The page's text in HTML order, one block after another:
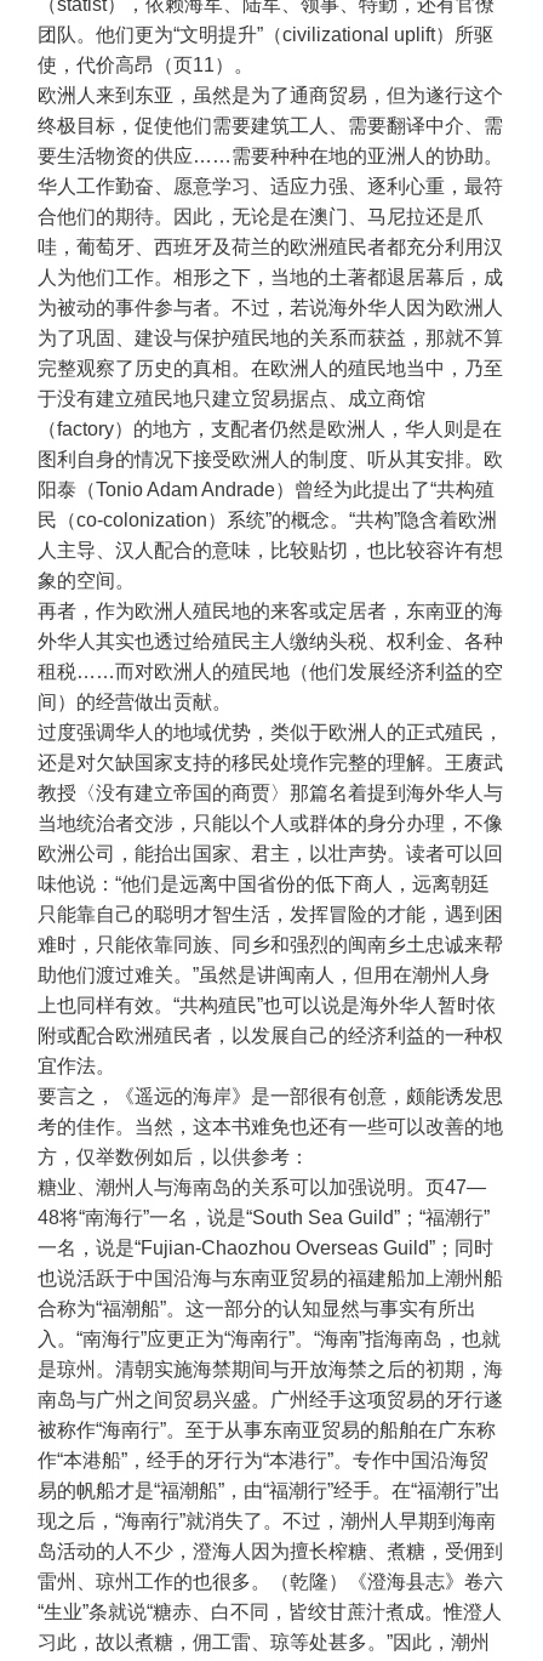
（statist），依赖海军、陆军、领事、特勤，还有官僚
团队。他们更为“文明提升”（civilizational uplift）所驱
使，代价高昂（页11）。
欧洲人来到东亚，虽然是为了通商贸易，但为遂行这个
终极目标，促使他们需要建筑工人、需要翻译中介、需
要生活物资的供应……需要种种在地的亚洲人的协助。
华人工作勤奋、愿意学习、适应力强、逐利心重，最符
合他们的期待。因此，无论是在澳门、马尼拉还是爪
哇，葡萄牙、西班牙及荷兰的欧洲殖民者都充分利用汉
人为他们工作。相形之下，当地的土著都退居幕后，成
为被动的事件参与者。不过，若说海外华人因为欧洲人
为了巩固、建设与保护殖民地的关系而获益，那就不算
完整观察了历史的真相。在欧洲人的殖民地当中，乃至
于没有建立殖民地只建立贸易据点、成立商馆
（factory）的地方，支配者仍然是欧洲人，华人则是在
图利自身的情况下接受欧洲人的制度、听从其安排。欧
阳泰（Tonio Adam Andrade）曾经为此提出了“共构殖
民（co-colonization）系统”的概念。“共构”隐含着欧洲
人主导、汉人配合的意味，比较贴切，也比较容许有想
象的空间。
再者，作为欧洲人殖民地的来客或定居者，东南亚的海
外华人其实也透过给殖民主人缴纳头税、权利金、各种
租税……而对欧洲人的殖民地（他们发展经济利益的空
间）的经营做出贡献。
过度强调华人的地域优势，类似于欧洲人的正式殖民，
还是对欠缺国家支持的移民处境作完整的理解。王赓武
教授〈没有建立帝国的商贾〉那篇名着提到海外华人与
当地统治者交涉，只能以个人或群体的身分办理，不像
欧洲公司，能抬出国家、君主，以壮声势。读者可以回
味他说：“他们是远离中国省份的低下商人，远离朝廷
只能靠自己的聪明才智生活，发挥冒险的才能，遇到困
难时，只能依靠同族、同乡和强烈的闽南乡土忠诚来帮
助他们渡过难关。”虽然是讲闽南人，但用在潮州人身
上也同样有效。“共构殖民”也可以说是海外华人暂时依
附或配合欧洲殖民者，以发展自己的经济利益的一种权
宜作法。
要言之，《遥远的海岸》是一部很有创意，颇能诱发思
考的佳作。当然，这本书难免也还有一些可以改善的地
方，仅举数例如后，以供参考：
糖业、潮州人与海南岛的关系可以加强说明。页47—
48将“南海行”一名，说是“South Sea Guild”；“福潮行”
一名，说是“Fujian-Chaozhou Overseas Guild”；同时
也说活跃于中国沿海与东南亚贸易的福建船加上潮州船
合称为“福潮船”。这一部分的认知显然与事实有所出
入。“南海行”应更正为“海南行”。“海南”指海南岛，也就
是琼州。清朝实施海禁期间与开放海禁之后的初期，海
南岛与广州之间贸易兴盛。广州经手这项贸易的牙行遂
被称作“海南行”。至于从事东南亚贸易的船舶在广东称
作“本港船”，经手的牙行为“本港行”。专作中国沿海贸
易的帆船才是“福潮船”，由“福潮行”经手。在“福潮行”出
现之后，“海南行”就消失了。不过，潮州人早期到海南
岛活动的人不少，澄海人因为擅长榨糖、煮糖，受佣到
雷州、琼州工作的也很多。（乾隆）《澄海县志》卷六
“生业”条就说“糖赤、白不同，皆绞甘蔗汁煮成。惟澄人
习此，故以煮糖，佣工雷、琼等处甚多。”因此，潮州